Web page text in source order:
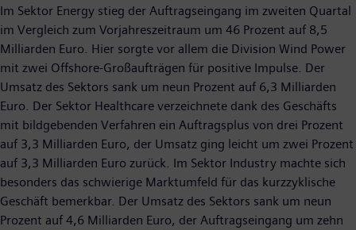
Im Sektor Energy stieg der Auftragseingang im zweiten Quartal
im Vergleich zum Vorjahreszeitraum um 46 Prozent auf 8,5
Milliarden Euro. Hier sorgte vor allem die Division Wind Power
mit zwei Offshore-Großaufträgen für positive Impulse. Der
Umsatz des Sektors sank um neun Prozent auf 6,3 Milliarden
Euro. Der Sektor Healthcare verzeichnete dank des Geschäfts
mit bildgebenden Verfahren ein Auftragsplus von drei Prozent
auf 3,3 Milliarden Euro, der Umsatz ging leicht um zwei Prozent
auf 3,3 Milliarden Euro zurück. Im Sektor Industry machte sich
besonders das schwierige Marktumfeld für das kurzzyklische
Geschäft bemerkbar. Der Umsatz des Sektors sank um neun
Prozent auf 4,6 Milliarden Euro, der Auftragseingang um zehn